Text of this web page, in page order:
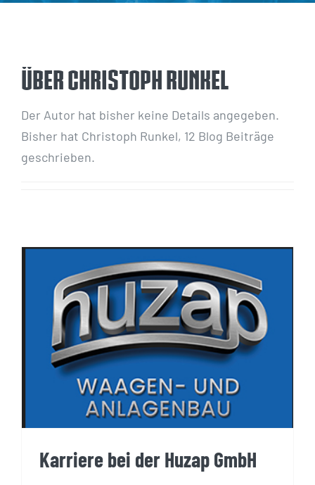
ÜberChristoph Runkel
Der Autor hat bisher keine Details angegeben.
Bisher hat Christoph Runkel, 12 Blog Beiträge
geschrieben.
Karriere bei der Huzap GmbH
Karriere bei der Huzap GmbH